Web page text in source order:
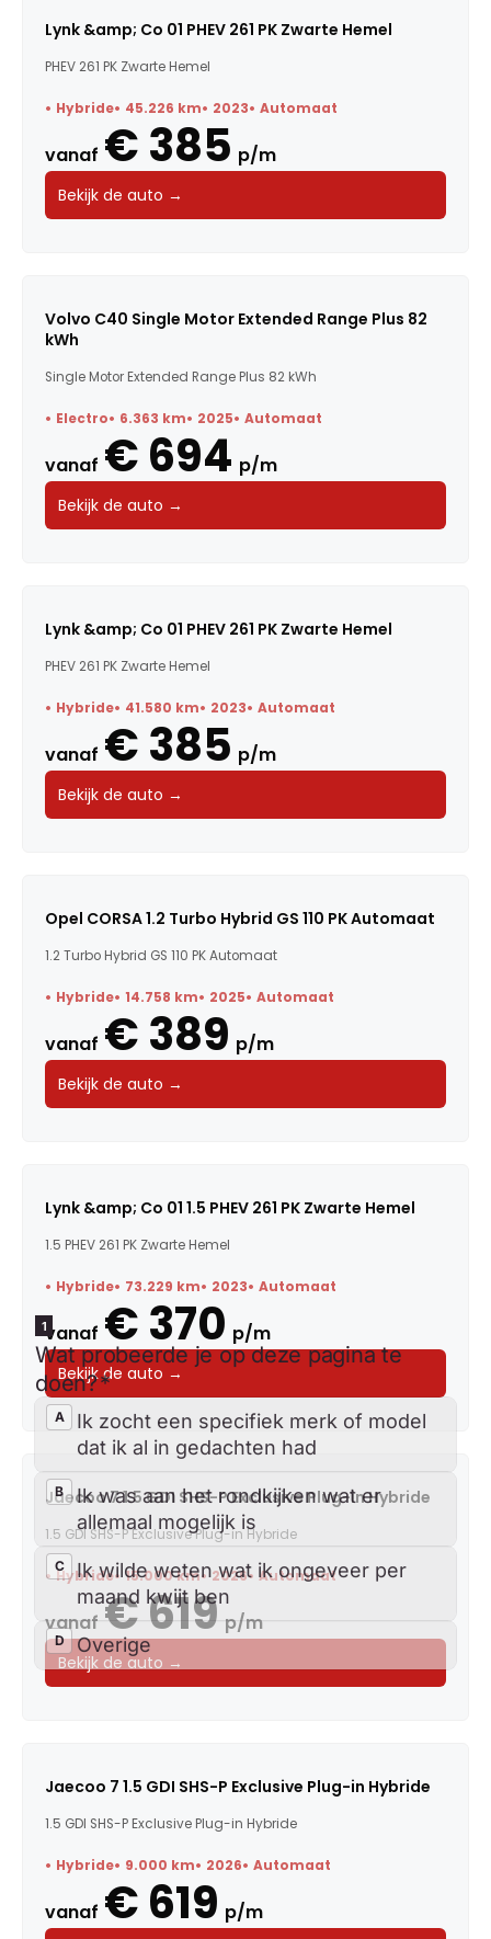
Lynk &amp; Co 01 PHEV 261 PK Zwarte Hemel
PHEV 261 PK Zwarte Hemel
Hybride 45.226 km 2023 Automaat
vanaf € 385 p/m
Bekijk de auto →
Volvo C40 Single Motor Extended Range Plus 82
kWh
Single Motor Extended Range Plus 82 kWh
Electro 6.363 km 2025 Automaat
vanaf € 694 p/m
Bekijk de auto →
Lynk &amp; Co 01 PHEV 261 PK Zwarte Hemel
PHEV 261 PK Zwarte Hemel
Hybride 41.580 km 2023 Automaat
vanaf € 385 p/m
Bekijk de auto →
Opel CORSA 1.2 Turbo Hybrid GS 110 PK Automaat
1.2 Turbo Hybrid GS 110 PK Automaat
Hybride 14.758 km 2025 Automaat
vanaf € 389 p/m
Bekijk de auto →
Lynk &amp; Co 01 1.5 PHEV 261 PK Zwarte Hemel
1.5 PHEV 261 PK Zwarte Hemel
Hybride 73.229 km 2023 Automaat
vanaf € 370 p/m
Bekijk de auto →
Jaecoo 7 1.5 GDI SHS-P Exclusive Plug-in Hybride
1.5 GDI SHS-P Exclusive Plug-in Hybride
Hybride 15.000 km 2026 Automaat
vanaf € 619 p/m
Bekijk de auto →
Jaecoo 7 1.5 GDI SHS-P Exclusive Plug-in Hybride
1.5 GDI SHS-P Exclusive Plug-in Hybride
Hybride 9.000 km 2026 Automaat
vanaf € 619 p/m